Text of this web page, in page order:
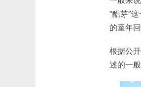
“酷芽”
的童年
根据公
述的一